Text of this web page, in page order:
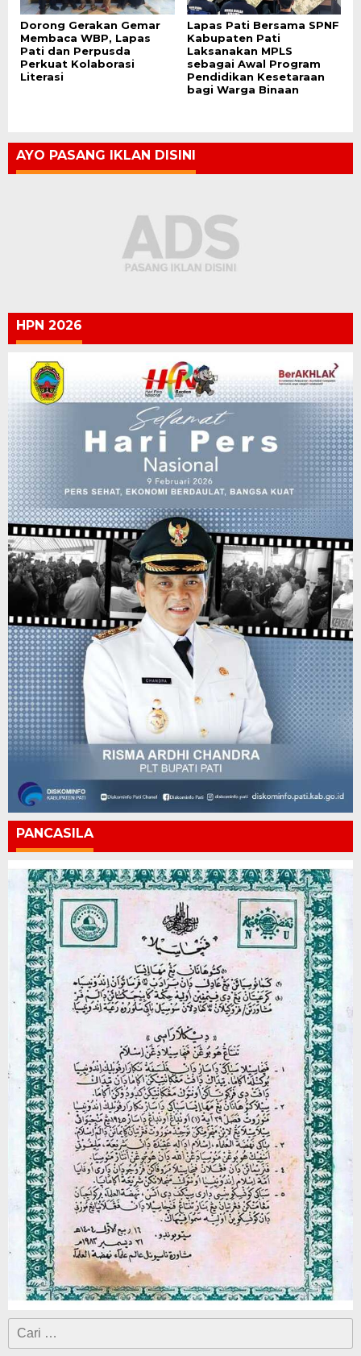
Dorong Gerakan Gemar
Membaca WBP, Lapas
Pati dan Perpusda
Perkuat Kolaborasi
Literasi
Lapas Pati Bersama SPNF
Kabupaten Pati
Laksanakan MPLS
sebagai Awal Program
Pendidikan Kesetaraan
bagi Warga Binaan
AYO PASANG IKLAN DISINI
HPN 2026
PANCASILA
Cari
untuk: